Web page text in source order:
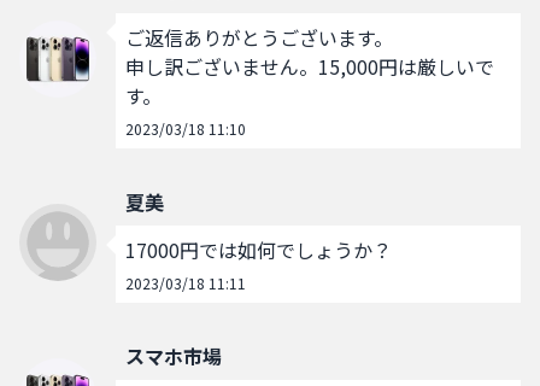
ご返信ありがとうございます。
申し訳ございません。15,000円は厳しいで
す。
2023/03/18 11:10
夏美
17000円では如何でしょうか？
2023/03/18 11:11
スマホ市場